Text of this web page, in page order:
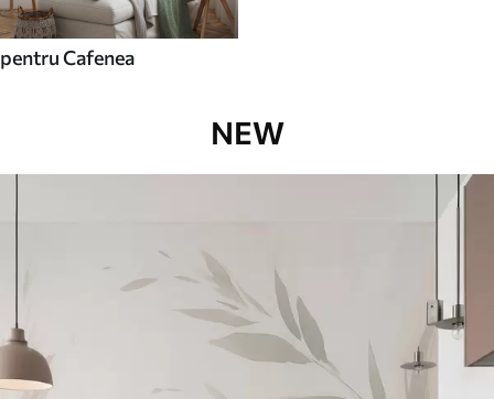
pentru Cafenea
NEW